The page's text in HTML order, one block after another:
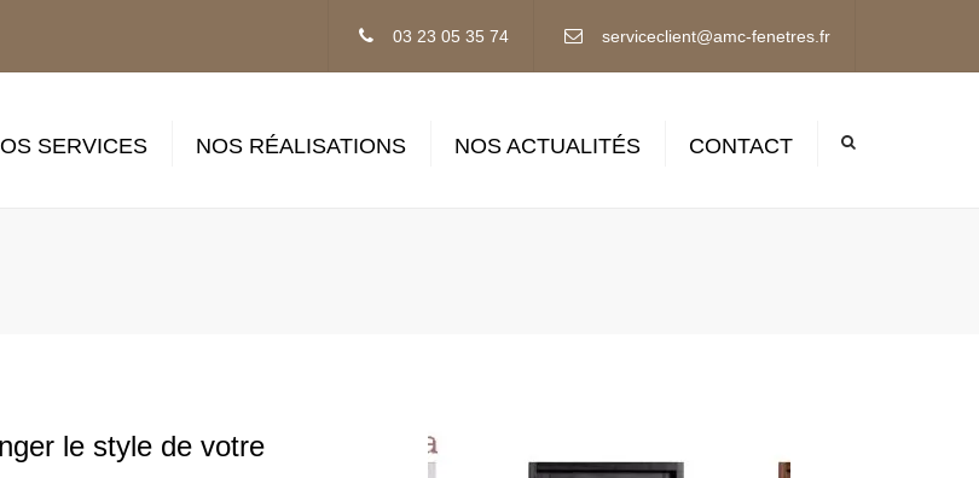
03 23 05 35 74 serviceclient@amc-fenetres.fr
SERVICES NOS RÉALISATIONS NOS ACTUALITÉS CONTACT
le style de votre